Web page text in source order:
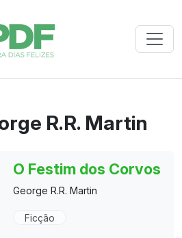
R.R. Martin
O Festim dos Corvos
George R.R. Martin
Ficção